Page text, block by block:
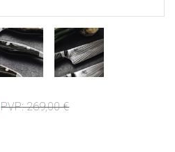
PVP: 269,00 €